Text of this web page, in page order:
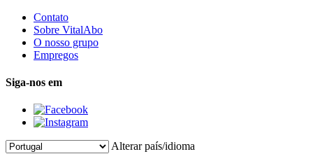
Contato
Sobre VitalAbo
O nosso grupo
Empregos
Siga-nos em
Alterar país/idioma